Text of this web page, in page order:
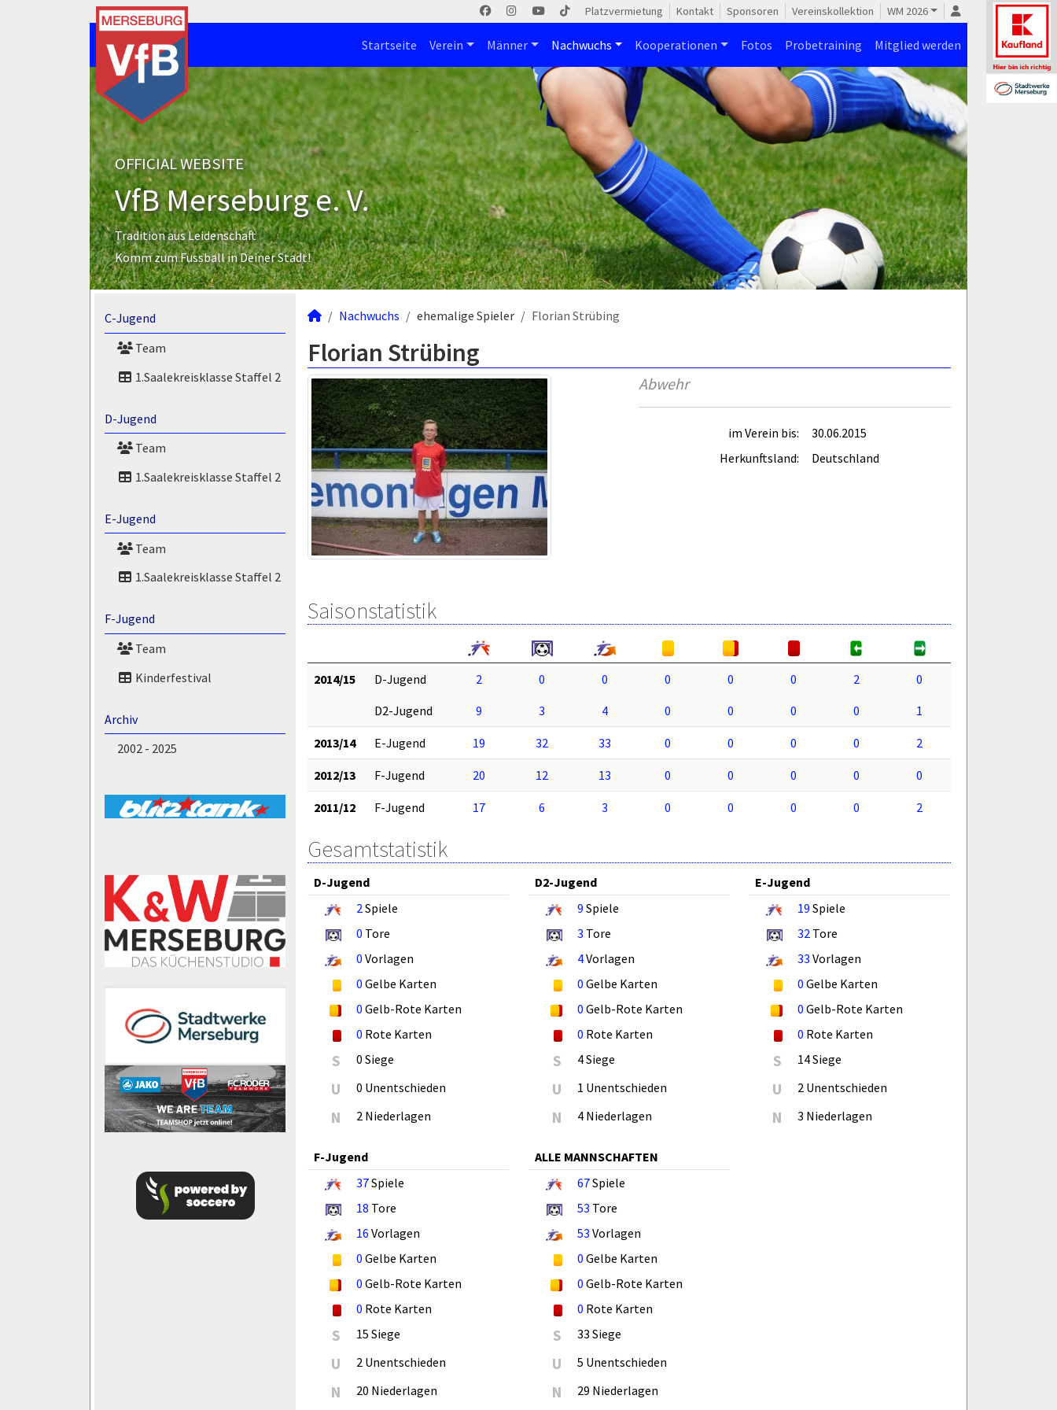
Platzvermietung Kontakt Sponsoren Vereinskollektion WM 2026
Startseite Verein Männer Nachwuchs Kooperationen Fotos Probetraining Mitglied werden
OFFICIAL WEBSITE
VfB Merseburg e. V.
Tradition aus Leidenschaft
Komm zum Fussball in Deiner Stadt!
C-Jugend
Team
1.Saalekreisklasse Staffel 2
D-Jugend
Team
1.Saalekreisklasse Staffel 2
E-Jugend
Team
1.Saalekreisklasse Staffel 2
F-Jugend
Team
Kinderfestival
Archiv
2002 - 2025
Nachwuchs ehemalige Spieler Florian Strübing
Florian Strübing
Abwehr
im Verein bis:
30.06.2015
Herkunftsland:
Deutschland
Saisonstatistik
2014/15 D-Jugend 2 0 0 0 0 0 2
0
D2-Jugend
9 3 4 0 0 0 0 1
2013/14 E-Jugend 19 32 33 0 0 0 0 2
2012/13 F-Jugend 20 12 13 0 0 0 0 0
2011/12 F-Jugend 17 6 3 0 0 0 0 2
Gesamtstatistik
D-Jugend
2Spiele
0 Tore
0 Vorlagen
0 Gelbe Karten
0 Gelb-Rote Karten
0 Rote Karten
S 0 Siege
U 0 Unentschieden
N 2 Niederlagen
D2-Jugend
9 Spiele
3 Tore
4Vorlagen
0 Gelbe Karten
0 Gelb-Rote Karten
0 Rote Karten
S 4 Siege
U 1 Unentschieden
N 4 Niederlagen
E-Jugend
19 Spiele
32 Tore
33 Vorlagen
0 Gelbe Karten
0 Gelb-Rote Karten
0 Rote Karten
S 14 Siege
U 2 Unentschieden
N 3 Niederlagen
F-Jugend
37Spiele
18 Tore
16 Vorlagen
0 Gelbe Karten
0 Gelb-Rote Karten
0 Rote Karten
S 15 Siege
U 2 Unentschieden
N 20 Niederlagen
ALLE MANNSCHAFTEN
67Spiele
53 Tore
53 Vorlagen
0 Gelbe Karten
0 Gelb-Rote Karten
0 Rote Karten
S 33 Siege
U 5 Unentschieden
N 29 Niederlagen